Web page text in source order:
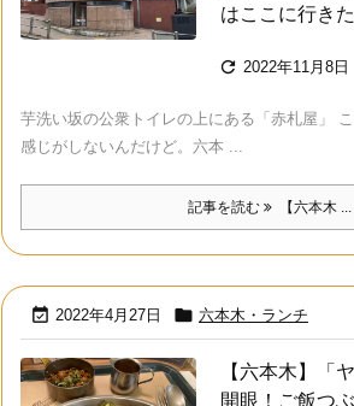
はここに行き
 2022年11月8日
芋洗い坂の公衆トイレの上にある「赤札屋」
感じがしないんだけど。六本 ...
記事を読む 【六本木 ...
 2022年4月27日  六本木・ランチ
【六本木】「
開眼！ご飯つ